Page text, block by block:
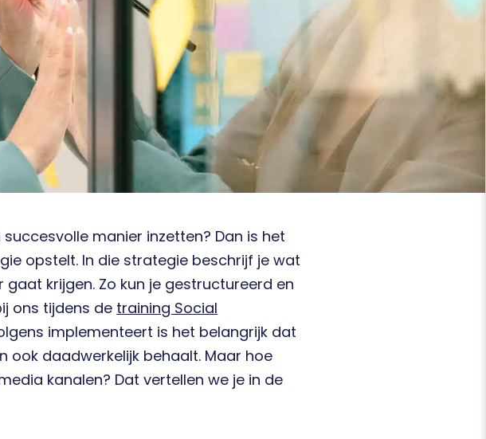
manier inzetten? Dan is het
opstelt. In die strategie beschrijf je wat
krijgen. Zo kun je gestructureerd en
ons tijdens de training Social
implementeert is het belangrijk dat
ook daadwerkelijk behaalt. Maar hoe
kanalen? Dat vertellen we je in de